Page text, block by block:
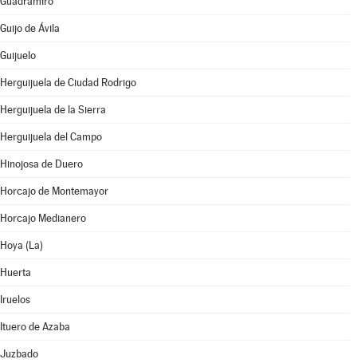
Guijo de Ávila
Guijuelo
Herguijuela de Ciudad Rodrigo
Herguijuela de la Sierra
Herguijuela del Campo
Hinojosa de Duero
Horcajo de Montemayor
Horcajo Medianero
Hoya (La)
Huerta
Iruelos
Ituero de Azaba
Juzbado